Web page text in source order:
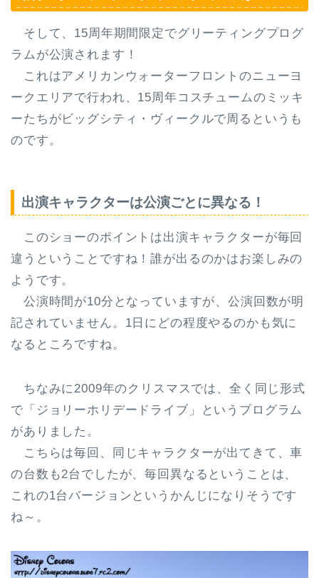
そして、15周年期間限定でグリーティングプログ
ラムが公演されます！
これはアメリカンウォーターフロントのニューヨ
ークエリアで行われ、15周年コスチュームのミッキ
ーたちがビッグシティ・ヴィークルで周る というも
のです。
出演キャラクターは公演ごとに異なる！
このショーのポイントは出演キャラクターが毎回
違う ということですね！誰が出るのかはお楽しみの
ようです。
公演時間が10分となっていますが、公演回数が明
記されていません。1日にどの程度やるのかも気に
なるところですね。
ちなみに2009年のクリスマスでは、全く同じ形式
で「ジョリーホリデードライブ」というプログラム
がありました。
こちらは毎回、同じキャラクターが出てきて、車
の台数も2台でしたが、毎回異なるということは、
これの1台バージョンというかんじになりそうです
ね～。